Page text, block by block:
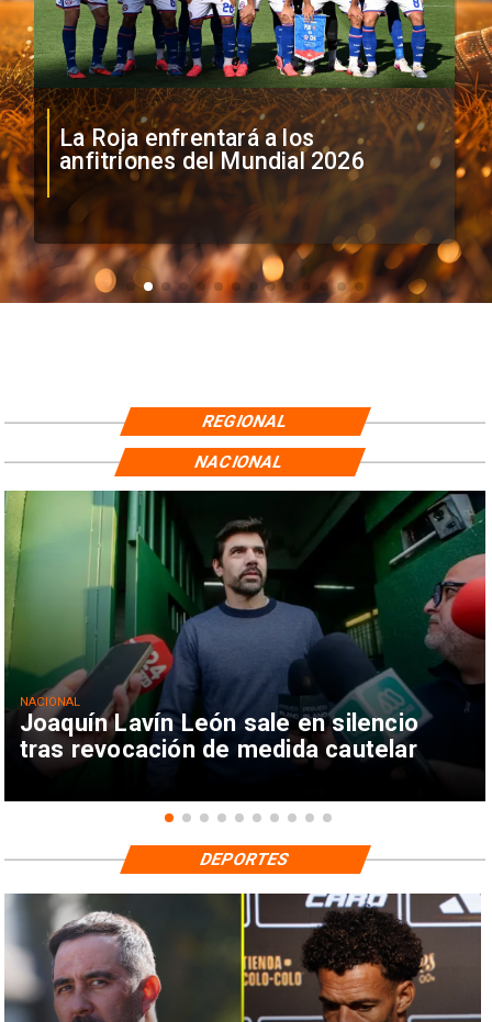
La Roja enfrentará a los
anfitriones del Mundial 2026
REGIONAL
Joaquín Lavín León sale en silencio
tras revocación de medida cautelar
NACIONAL
NACIONAL
DEPORTES